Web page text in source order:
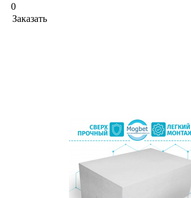
0
Заказать